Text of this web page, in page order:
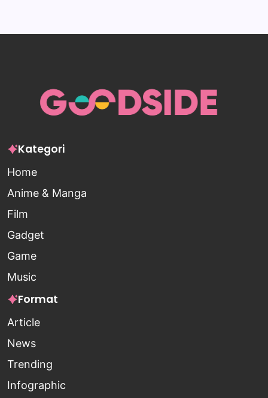
Kategori
Home
Anime & Manga
Film
Gadget
Game
Music
Format
Article
News
Trending
Infographic